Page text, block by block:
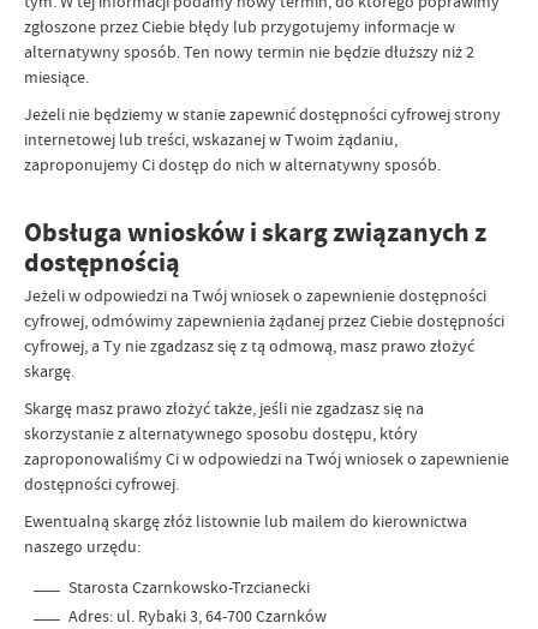
zgłoszone przez Ciebie błędy lub przygotujemy informacje w
alternatywny sposób. Ten nowy termin nie będzie dłuższy niż 2
miesiące.
Jeżeli nie będziemy w stanie zapewnić dostępności cyfrowej strony
internetowej lub treści, wskazanej w Twoim żądaniu,
zaproponujemy Ci dostęp do nich w alternatywny sposób.
Obsługa wniosków i skarg związanych z
dostępnością
Jeżeli w odpowiedzi na Twój wniosek o zapewnienie dostępności
cyfrowej, odmówimy zapewnienia żądanej przez Ciebie dostępności
cyfrowej, a Ty nie zgadzasz się z tą odmową, masz prawo złożyć
skargę.
Skargę masz prawo złożyć także, jeśli nie zgadzasz się na
skorzystanie z alternatywnego sposobu dostępu, który
zaproponowaliśmy Ci w odpowiedzi na Twój wniosek o zapewnienie
dostępności cyfrowej.
Ewentualną skargę złóż listownie lub mailem do kierownictwa
naszego urzędu:
Starosta Czarnkowsko-Trzcianecki
Adres: ul. Rybaki 3, 64-700 Czarnków